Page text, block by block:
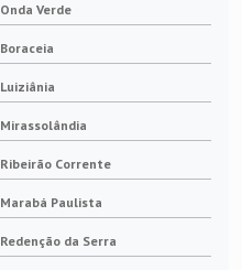
Onda Verde
Boraceia
Luiziânia
Mirassolândia
Ribeirão Corrente
Marabá Paulista
Redenção da Serra